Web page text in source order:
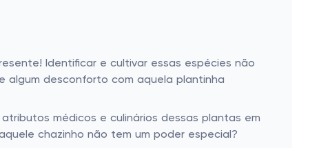
Identificar e cultivar essas espécies não
algum desconforto com aquela plantinha
médicos e culinários dessas plantas em
chazinho não tem um poder especial?